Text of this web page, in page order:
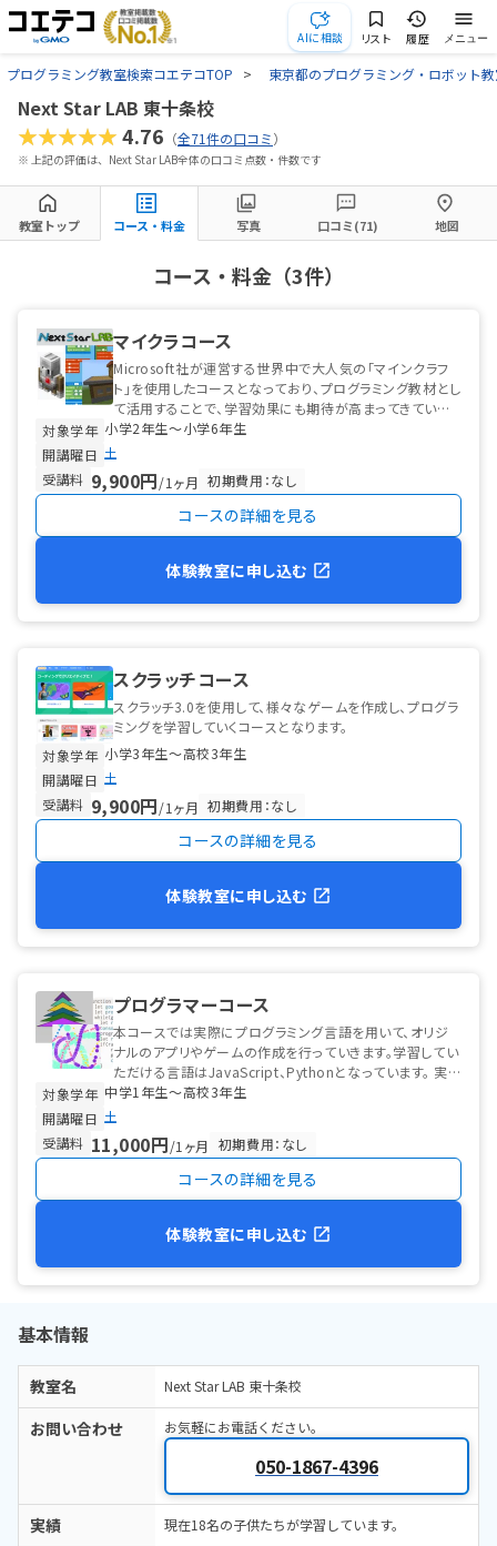
AIに相談 リスト 履歴 メニュー
プログラミング教室検索コエテコTOP 東京都のプログラミング・ロボット
Next Star LAB 東十条校
★★★★★4.76 （全71件の口コミ）
※ 上記の評価は、Next Star LAB全体の口コミ点数・件数です
教室トップ コース・料金 写真 口コミ(71) 地図
コース・料金（3件）
マイクラコース
Microsoft社が運営する世界中で大人気の「マインクラフ
ト」を使用したコースとなっており、プログラミング教材とし
て活用することで、学習効果にも期待が高まってきていま
す。
対象学年 小学2年生〜小学6年生
開講曜日 土
受講料 9,900円/1ヶ月 初期費用：なし
コースの詳細を見る
体験教室に申し込む
スクラッチコース
スクラッチ3.0を使用して、様々なゲームを作成し、プログラ
ミングを学習していくコースとなります。
対象学年 小学3年生〜高校3年生
開講曜日 土
受講料 9,900円/1ヶ月 初期費用：なし
コースの詳細を見る
体験教室に申し込む
プログラマーコース
本コースでは実際にプログラミング言語を用いて、オリジ
ナルのアプリやゲームの作成を行っていきます。学習してい
ただける言語はJavaScript、Pythonとなっています。 実
際に社会で活躍して...
対象学年 中学1年生〜高校3年生
開講曜日 土
受講料 11,000円/1ヶ月 初期費用：なし
コースの詳細を見る
体験教室に申し込む
基本情報
教室名 Next Star LAB 東十条校
お問い合わせ お気軽にお電話ください。
050-1867-4396
実績 現在18名の子供たちが学習しています。